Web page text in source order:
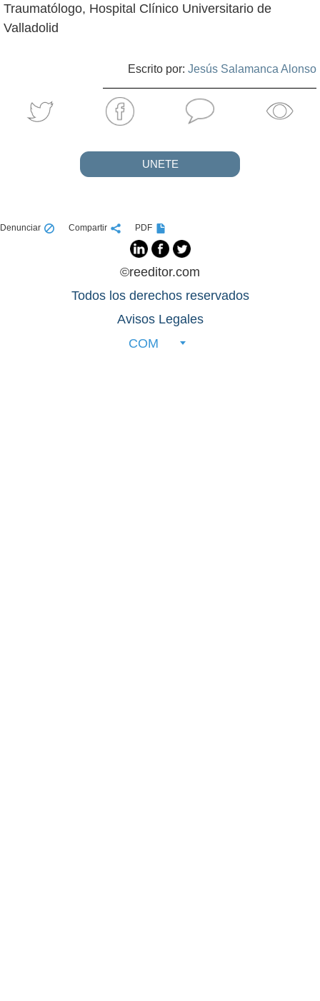
Traumatólogo, Hospital Clínico Universitario de
Valladolid
Escrito por: Jesús Salamanca Alonso
UNETE
Denunciar Compartir PDF
©reeditor.com
Todos los derechos reservados
Avisos Legales